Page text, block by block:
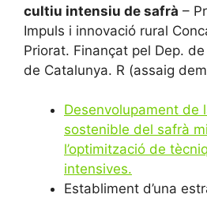
cultiu intensiu de safrà –
Impuls i innovació rural
Priorat. Finançat pel Dep.
de Catalunya. R (assaig
Desenvolupament de
sostenible del safrà
l’optimització de
intensives.
Establiment d’una